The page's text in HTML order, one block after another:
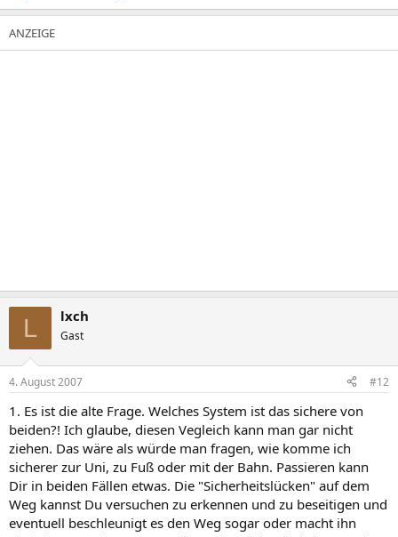
L lxch
Gast
4. August 2007 #12
1. Es ist die alte Frage. Welches System ist das sichere von
beiden?! Ich glaube, diesen Vegleich kann man gar nicht
ziehen. Das wäre als würde man fragen, wie komme ich
sicherer zur Uni, zu Fuß oder mit der Bahn. Passieren kann
Dir in beiden Fällen etwas. Die "Sicherheitslücken" auf dem
Weg kannst Du versuchen zu erkennen und zu beseitigen und
eventuell beschleunigt es den Weg sogar oder macht ihn